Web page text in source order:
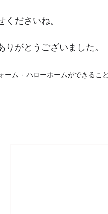
くださいね。
がとうございました。
ーム ハローホームができること